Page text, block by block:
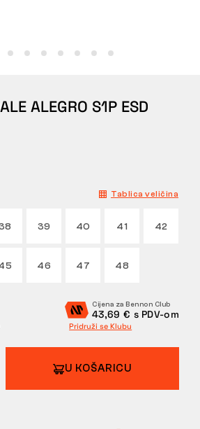
ALEGRO S1P ESD
Tablica veličina
39 40 41 42
46 47 48
Cijena za Bennon Club
43,69 € s PDV-om
Pridruži se Klubu
U KOŠARICU